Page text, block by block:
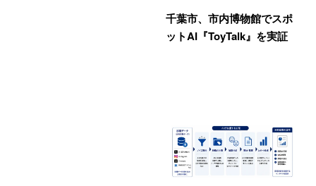
千葉市、市内博物館でスポ
ットAI『ToyTalk』を実証